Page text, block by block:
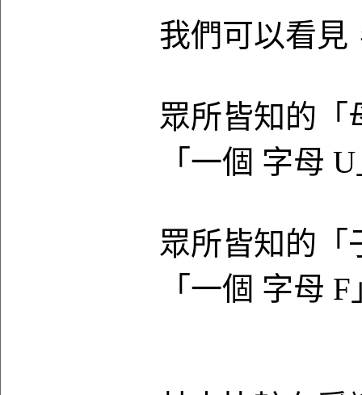
我們可以看見
眾所皆知的「
「一個 字母
眾所皆知的「
「一個 字母